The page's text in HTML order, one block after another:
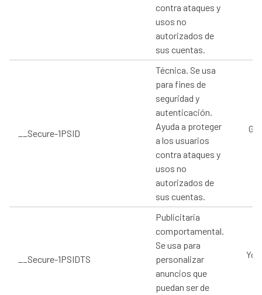
contra ataques y
usos no
autorizados de
sus cuentas.
__Secure-1PSID
Técnica. Se usa
para fines de
seguridad y
autenticación.
Ayuda a proteger
a los usuarios
contra ataques y
usos no
autorizados de
sus cuentas.
__Secure-1PSIDTS
Publicitaria
comportamental.
Se usa para
personalizar
anuncios que
puedan ser de